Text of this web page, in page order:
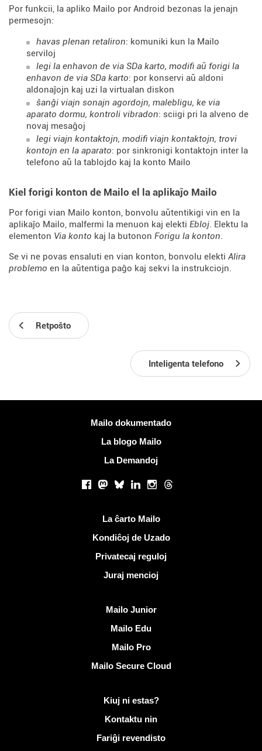
Por funkcii, la apliko Mailo por Android bezonas la jenajn
permesojn:
havas plenan retaliron: komuniki kun la Mailo
serviloj
legi la enhavon de via SDa karto, modifi aŭ forigi la
enhavon de via SDa karto: por konservi aŭ aldoni
aldonaĵojn kaj uzi la virtualan diskon
ŝanĝi viajn sonajn agordojn, malebligu, ke via
aparato dormu, kontroli vibradon: sciigi pri la alveno de
novaj mesaĝoj
legi viajn kontaktojn, modifi viajn kontaktojn, trovi
kontojn en la aparato: por sinkronigi kontaktojn inter la
telefono aŭ la tablojdo kaj la konto Mailo
Kiel forigi konton de Mailo el la aplikaĵo Mailo
Por forigi vian Mailo konton, bonvolu aŭtentikigi vin en la
aplikaĵo Mailo, malfermi la menuon kaj elekti Ebloj. Elektu la
elementon Via konto kaj la butonon Forigu la konton.
Se vi ne povas ensaluti en vian konton, bonvolu elekti Alira
problemo en la aŭtentiga paĝo kaj sekvi la instrukciojn.
Retpoŝto
Inteligenta telefono
Mailo dokumentado
La blogo Mailo
La Demandoj
Facebook
Mastodon
BlueskyLinkedInInstagram
Threads
La ĉarto Mailo
Kondiĉoj de Uzado
Privatecaj reguloj
Juraj mencioj
Mailo Junior
Mailo Edu
Mailo Pro
Mailo Secure Cloud
Kiuj ni estas?
Kontaktu nin
Fariĝi revendisto